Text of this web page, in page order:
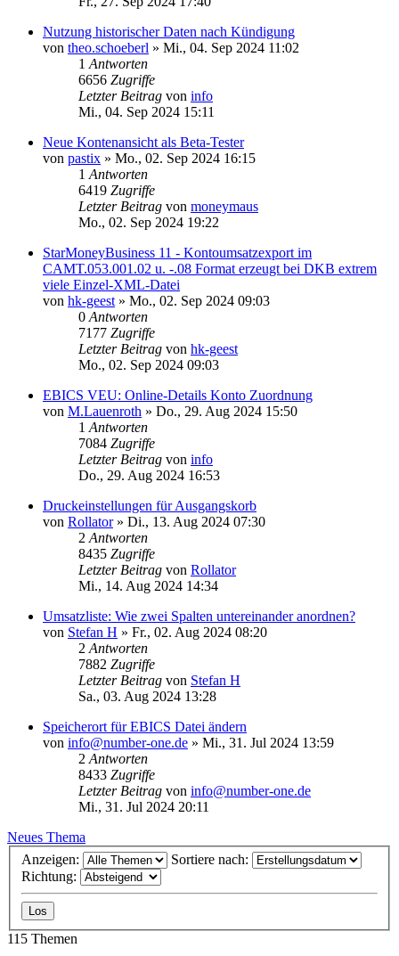
Nutzung historischer Daten nach Kündigung
von theo.schoeberl » Mi., 04. Sep 2024 11:02
1 Antworten
6656 Zugriffe
Letzter Beitrag von info
Mi., 04. Sep 2024 15:11
Neue Kontenansicht als Beta-Tester
von pastix » Mo., 02. Sep 2024 16:15
1 Antworten
6419 Zugriffe
Letzter Beitrag von moneymaus
Mo., 02. Sep 2024 19:22
StarMoneyBusiness 11 - Kontoumsatzexport im
CAMT.053.001.02 u. -.08 Format erzeugt bei DKB extrem
viele Einzel-XML-Datei
von hk-geest » Mo., 02. Sep 2024 09:03
0 Antworten
7177 Zugriffe
Letzter Beitrag von hk-geest
Mo., 02. Sep 2024 09:03
EBICS VEU: Online-Details Konto Zuordnung
von M.Lauenroth » Do., 29. Aug 2024 15:50
1 Antworten
7084 Zugriffe
Letzter Beitrag von info
Do., 29. Aug 2024 16:53
Druckeinstellungen für Ausgangskorb
von Rollator» Di., 13. Aug 2024 07:30
2 Antworten
8435 Zugriffe
Letzter Beitrag von Rollator
Mi., 14. Aug 2024 14:34
Umsatzliste: Wie zwei Spalten untereinander anordnen?
von Stefan H » Fr., 02. Aug 2024 08:20
2 Antworten
7882 Zugriffe
Letzter Beitrag von Stefan H
Sa., 03. Aug 2024 13:28
Speicherort für EBICS Datei ändern
von info@number-one.de » Mi., 31. Jul 2024 13:59
2 Antworten
8433 Zugriffe
Letzter Beitrag von info@number-one.de
Mi., 31. Jul 2024 20:11
Neues Thema
Anzeigen:
Sortiere nach:
Richtung:
115 Themen